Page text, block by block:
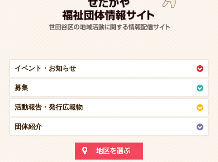
イベント・ お知らせ
募集
活動報告・ 発行広報物
団体紹介